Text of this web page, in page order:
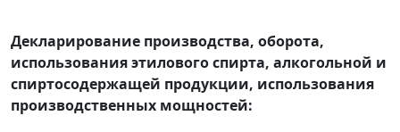
Декларирование производства, оборота,
использования этилового спирта, алкогольной и
спиртосодержащей продукции, использования
производственных мощностей: